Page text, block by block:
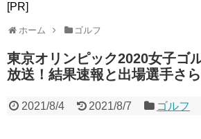
[PR]
ホーム ゴルフ
東京オリンピック2020女子ゴ
放送！結果速報と出場選手さ
2021/8/4 2021/8/7 ゴルフ